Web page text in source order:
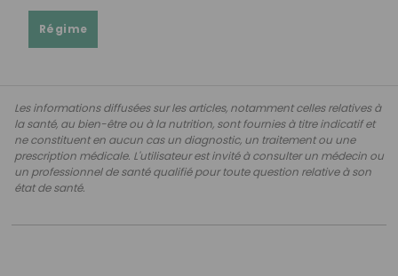
Régime
Les informations diffusées sur les articles, notamment celles relatives à
la santé, au bien-être ou à la nutrition, sont fournies à titre indicatif et
ne constituent en aucun cas un diagnostic, un traitement ou une
prescription médicale. L'utilisateur est invité à consulter un médecin ou
un professionnel de santé qualifié pour toute question relative à son
état de santé.